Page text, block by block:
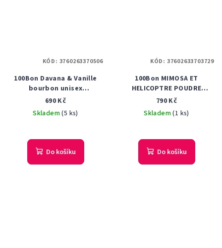
100Bon Davana & Vanille
bourbon unisex
parfémovaná voda 50 ml
Tester
690 Kč
Skladem(5 ks)
Do košíku
KÓD: 3760263370506
100Bon MIMOSA ET
HELICOPTRE POUDRE
PARFÉMOVÁ VODA
KONCENTRÁT 50 ml Tester
790 Kč
Skladem(1 ks)
Do košíku
KÓD: 37602633703729